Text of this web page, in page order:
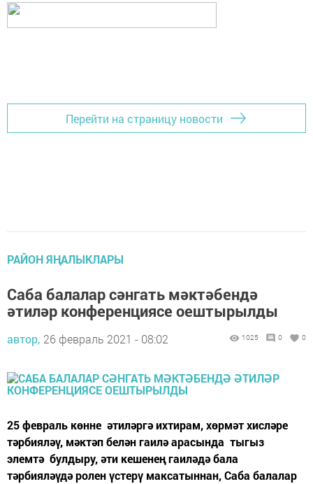
Перейти на страницу новости
РАЙОН ЯҢАЛЫКЛАРЫ
Саба балалар сәнгать мәктәбендә
әтиләр конференциясе оештырылды
автор, 26 февраль 2021 - 08:02 1025 0 0
25 февраль көнне әтиләргә ихтирам, хөрмәт хисләре
тәрбияләү, мәктәп белән гаилә арасында тыгыз
элемтә булдыру, әти кешенең гаиләдә бала
тәрбияләүдә ролен үстерү максатыннан, Саба балалар